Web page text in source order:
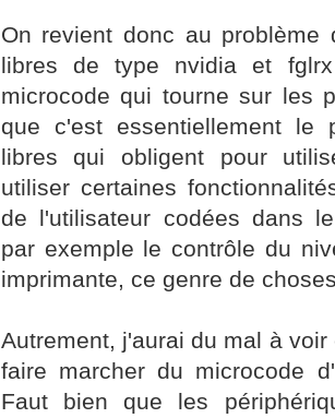
On revient donc au problème
libres de type nvidia et
microcode qui tourne sur les
que c'est essentiellement le
libres qui obligent pour
utiliser certaines
de l'utilisateur codées dans
par exemple le contrôle du
imprimante, ce genre de
Autrement, j'aurai du mal à
faire marcher du microcode
Faut bien que les